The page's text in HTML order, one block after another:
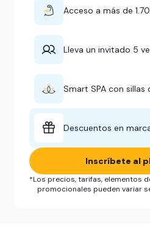
Acceso a más de
Lleva un invitado 5
Smart SPA con sillas
Descuentos en
Inscríbete al
*Los precios, tarifas, elementos
promocionales pueden variar